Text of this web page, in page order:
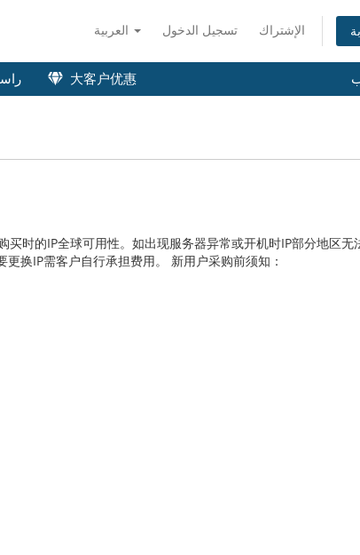
تسجيل الدخول الإشتراك
大客户优惠
时的IP全球可用性。如出现服务器异常或开机时IP部分地区无
换IP需客户自行承担费用。 新用户采购前须知：